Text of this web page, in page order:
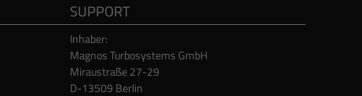
SUPPORT
Inhaber:
Magnos Turbosystems GmbH
Miraustraße 27-29
D-13509 Berlin